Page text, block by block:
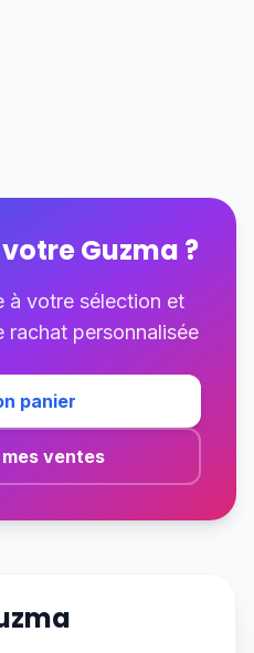
Guzma ?
à votre sélection et
rachat personnalisée
panier
ventes